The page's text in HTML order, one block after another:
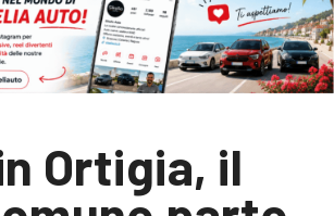
Ortigia, il